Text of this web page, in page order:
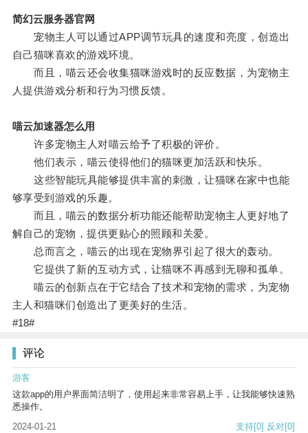
简幻云服务器官网
宠物主人可以通过APP调节玩具的速度和亮度，创造出
自己猫咪喜欢的游戏环境。
而且，喵云还会收集猫咪游戏时的反应数据，为宠物主
人提供游戏分析和行为习惯反馈。
喵云加速器怎么用
许多宠物主人对喵云给予了积极的评价。
他们表示，喵云使得他们的猫咪更加活跃和快乐。
这些智能玩具能够提供丰富的刺激，让猫咪在家中也能
够享受到游戏的乐趣。
而且，喵云的数据分析功能还能帮助宠物主人更好地了
解自己的宠物，提供更贴心的照顾和关爱。
总而言之，喵云的出现在宠物界引起了很大的轰动。
它提供了新的互动方式，让猫咪不再感到无聊和孤单。
喵云的创新点在于它结合了技术和宠物的需求，为宠物
主人和猫咪们创造出了更美好的生活。
#18#
评论
游客
这款app的用户界面简洁明了，使用起来非常容易上手，让我能够快速熟
悉操作。
2024-01-21
支持[0] 反对[0]